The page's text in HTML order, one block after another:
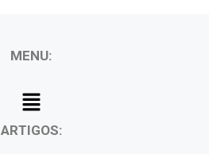
MENU:
ARTIGOS: